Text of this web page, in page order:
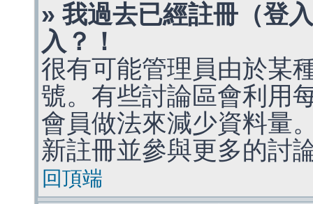
» 我過去已經註冊（登
入？！
很有可能管理員由於某
號。有些討論區會利用
會員做法來減少資料量
新註冊並參與更多的討
回頂端